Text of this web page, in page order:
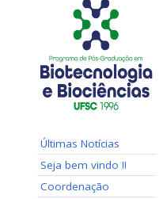
Últimas Notícias
Seja bem vindo !!
Coordenação